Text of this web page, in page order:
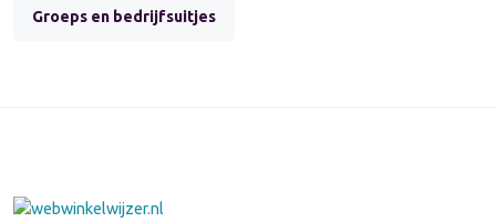
Groeps en bedrijfsuitjes